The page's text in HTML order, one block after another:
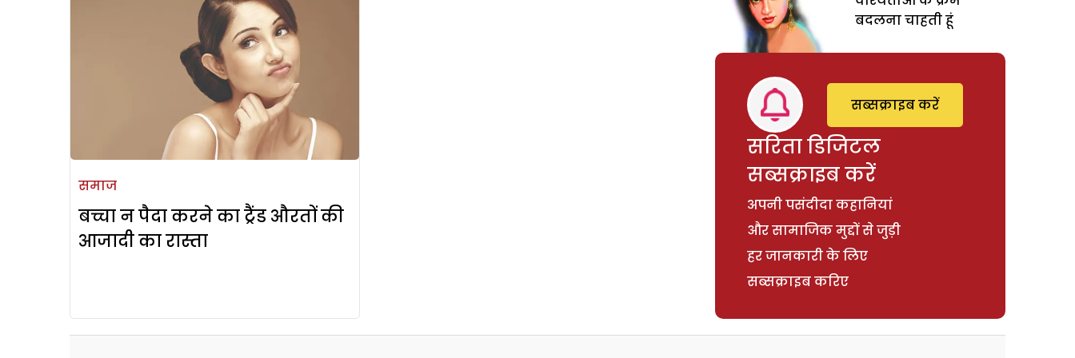
समाज
बच्चा न पैदा करने का ट्रैंड औरतों की
आजादी का रास्ता
बदलना चाहती हूं
सरिता डिजिटल
सब्सक्राइब करें
अपनी पसंदीदा कहानियां
और सामाजिक मुद्दों से जुड़ी
हर जानकारी के लिए
सब्सक्राइब करिए
सब्सक्राइब करें